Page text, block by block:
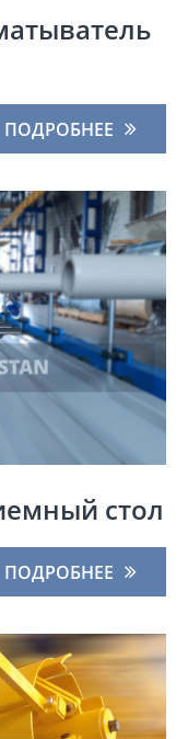
ПОДРОБНЕЕ
стол
ПОДРОБНЕЕ